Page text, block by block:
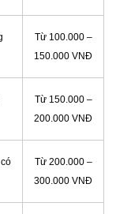
Từ 100.000 –
150.000 VNĐ
Từ 150.000 –
200.000 VNĐ
Từ 200.000 –
300.000 VNĐ